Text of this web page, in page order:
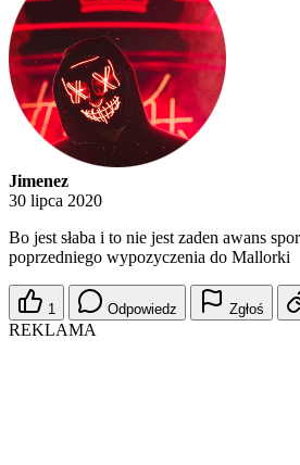
Jimenez
30 lipca 2020
Bo jest słaba i to nie jest zaden awans
poprzedniego wypozyczenia do Mallorki
1 Odpowiedz Zgłoś
REKLAMA